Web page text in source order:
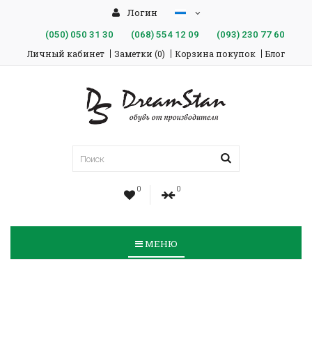
Логин
(050)050 31 30 (068)554 12 09 (093)230 77 60
Личный кабинет Заметки (0) Корзина покупок Блог
0 0
МЕНЮ